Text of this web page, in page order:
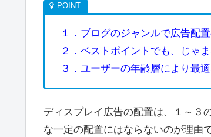
１．ブログのジャンルで広告配置
２．ベストポイントでも、じゃ
３．ユーザーの年齢層により最
ディスプレイ広告の配置は、１～３
な一定の配置にはならないのが理由で